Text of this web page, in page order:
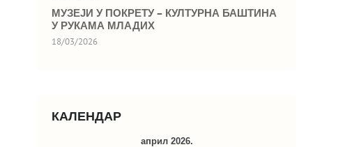
МУЗЕЈИ У ПОКРЕТУ – КУЛТУРНА БАШТИНА
У РУКАМА МЛАДИХ
18/03/2026
КАЛЕНДАР
април 2026.